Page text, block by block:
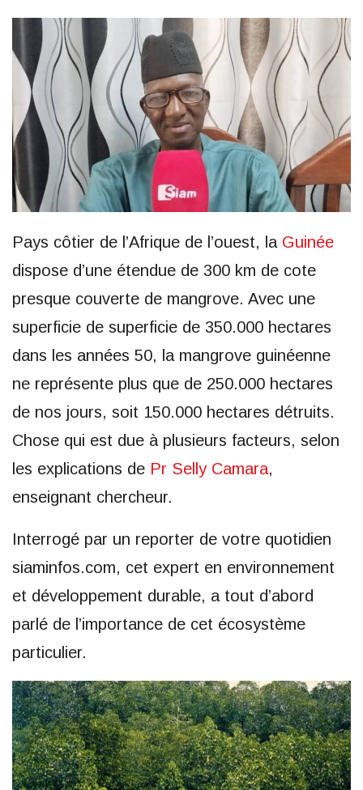
Pays côtier de l’Afrique de l’ouest, la Guinée
dispose d’une étendue de 300 km de cote
presque couverte de mangrove. Avec une
superficie de superficie de 350.000 hectares
dans les années 50, la mangrove guinéenne
ne représente plus que de 250.000 hectares
de nos jours, soit 150.000 hectares détruits.
Chose qui est due à plusieurs facteurs, selon
les explications de Pr Selly Camara,
enseignant chercheur.
Interrogé par un reporter de votre quotidien
siaminfos.com, cet expert en environnement
et développement durable, a tout d’abord
parlé de l’importance de cet écosystème
particulier.